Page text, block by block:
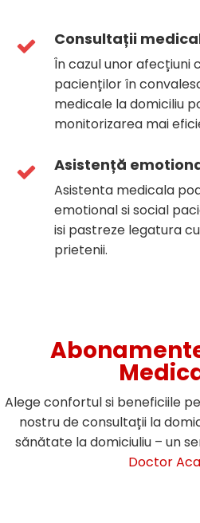
Consultații
În cazul unor afecțiuni
pacienților în
medicale la domiciliu
monitorizarea mai
Asistență
Asistenta medicala
emotional si social
isi pastreze legatura
prietenii.
Alege confortul si beneficiile
nostru de consultații la
sănătate la domiciuliu – un
Doctor